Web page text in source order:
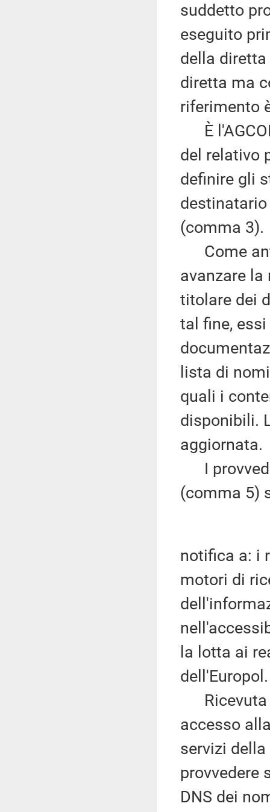
suddetto
eseguito
della
diretta ma
riferimento
È
del relativo
definire gli
(comma 3).
Come
avanzare
titolare dei
tal fine,
lista di
quali i
disponibili.
aggiornata.
I
(comma 5)
notifica a: i
motori di
la lotta ai
dell'Europol.
Ricevuta
accesso
servizi
provvedere
DNS dei